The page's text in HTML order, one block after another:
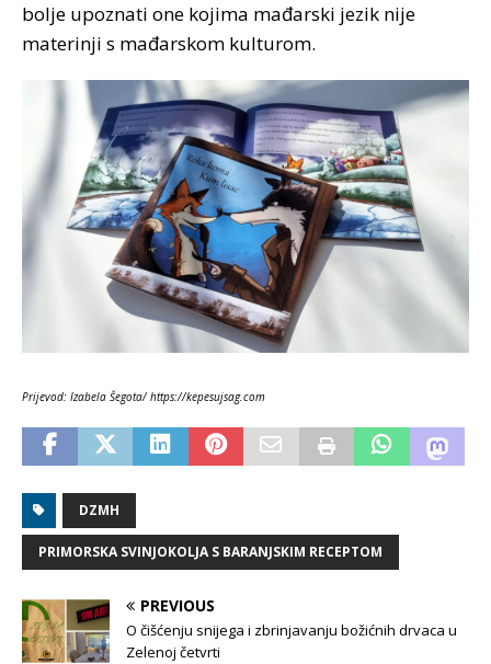
bolje upoznati one kojima mađarski jezik nije
materinji s mađarskom kulturom.
Prijevod: Izabela Šegota/ https://kepesujsag.com
DZMH
PRIMORSKA SVINJOKOLJA S BARANJSKIM RECEPTOM
PREVIOUS
O čišćenju snijega i zbrinjavanju božićnih drvaca u
Zelenoj četvrti